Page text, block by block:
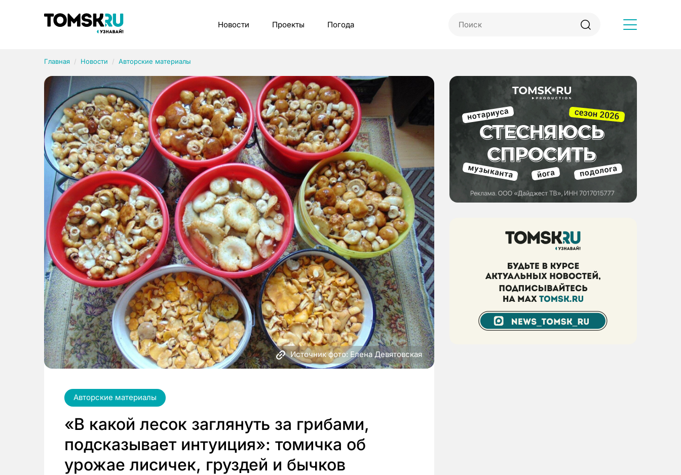
Новости Проекты Погода
Главная Новости Авторские материалы
Источник фото: Елена Девятовская
Авторские материалы
«В какой лесок заглянуть за грибами,
подсказывает интуиция»: томичка об
урожае лисичек, груздей и бычков
Рубрики